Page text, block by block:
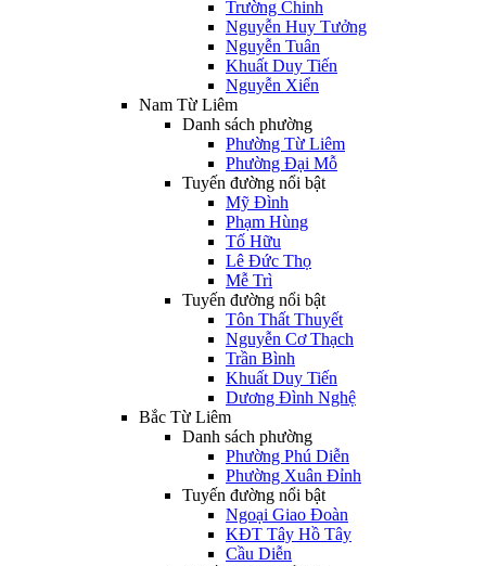
Trường Chinh
Nguyễn Huy Tưởng
Nguyễn Tuân
Khuất Duy Tiến
Nguyễn Xiển
Nam Từ Liêm
Danh sách phường
Phường Từ Liêm
Phường Đại Mỗ
Tuyến đường nổi bật
Mỹ Đình
Phạm Hùng
Tố Hữu
Lê Đức Thọ
Mễ Trì
Tuyến đường nổi bật
Tôn Thất Thuyết
Nguyễn Cơ Thạch
Trần Bình
Khuất Duy Tiến
Dương Đình Nghệ
Bắc Từ Liêm
Danh sách phường
Phường Phú Diễn
Phường Xuân Đỉnh
Tuyến đường nổi bật
Ngoại Giao Đoàn
KĐT Tây Hồ Tây
Cầu Diễn